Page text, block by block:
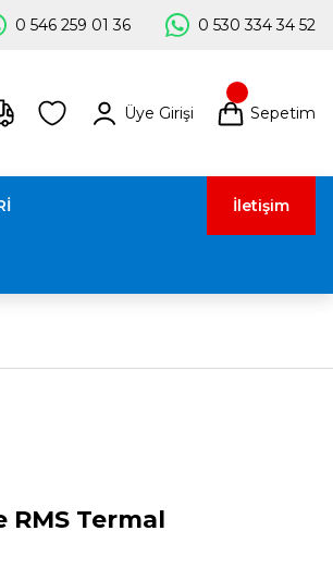
0 546 259 01 36 0 530 334 34 52
Üye Girişi Sepetim
İletişim
RMS Termal